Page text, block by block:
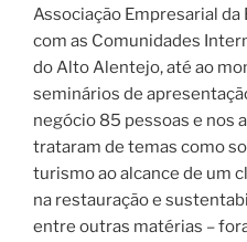
Associação Empresarial
com as Comunidades
do Alto Alentejo, até ao
seminários de
negócio 85 pessoas e nos
trataram de temas como
turismo ao alcance de um
na restauração e
entre outras matérias –